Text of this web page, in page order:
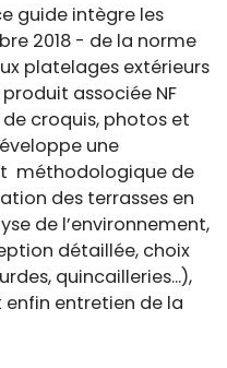
guide intègre les
2018 - de la norme
platelages extérieurs
associée NF
croquis, photos et
une
méthodologique de
des terrasses en
de l’environnement,
détaillée, choix
quincailleries...),
entretien de la